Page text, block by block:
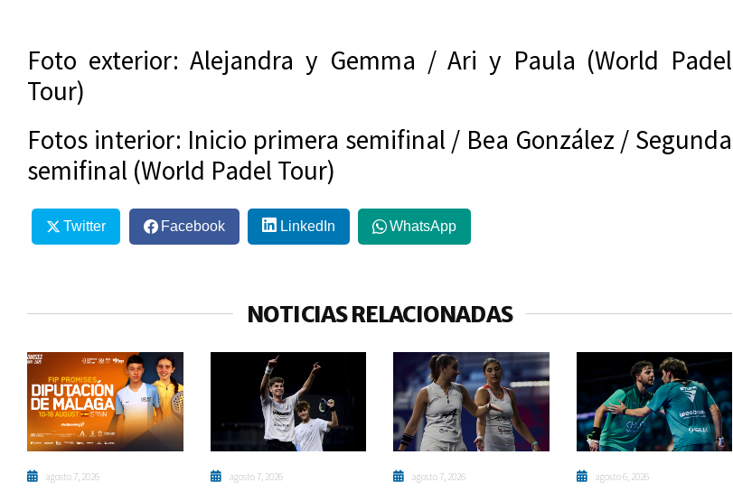
Foto exterior: Alejandra y Gemma / Ari y Paula (World Padel
Tour)
Fotos interior: Inicio primera semifinal / Bea González / Segunda
semifinal (World Padel Tour)
Twitter Facebook LinkedIn WhatsApp
NOTICIAS RELACIONADAS
agosto 7, 2026 agosto 7, 2026 agosto 7, 2026 agosto 6, 2026